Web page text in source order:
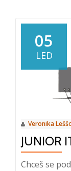
05
LED
Veronika
JUNIOR
Chceš se